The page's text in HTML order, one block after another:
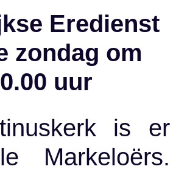
Eredienst
zondag om
uur
is er
Markeloërs.